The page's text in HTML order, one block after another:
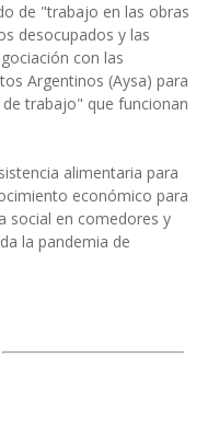
de "trabajo en las obras
desocupados y las
con las
Argentinos (Aysa) para
trabajo" que funcionan
alimentaria para
económico para
social en comedores y
la pandemia de